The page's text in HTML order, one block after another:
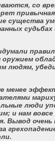
со
существа
людям,
менее
люди
и нам
Вывод